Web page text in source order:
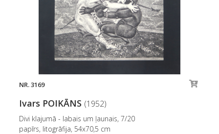
NR. 3169
Ivars POIKĀNS (1952)
Divi klajumā - labais um ļaunais, 7/20
papīrs, litogrāfija, 54x70,5 cm